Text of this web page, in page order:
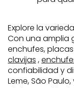
Explore la
Con una amplia
enchufes,
clavijas ,
confiabilidad y
Leme, São